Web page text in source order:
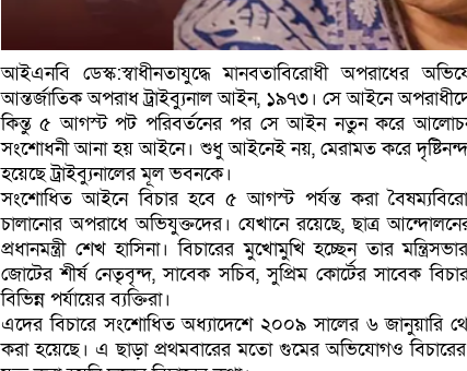
আইএনবি ডেস্ক:স্বাধীনতাযুদ্ধে মানবতাবিরোধী অপরাধের
আন্তর্জাতিক অপরাধ ট্রাইব্যুনাল আইন, ১৯৭৩। সে আইনে
কিন্তু ৫ আগস্ট পট পরিবর্তনের পর সে আইন নতুন করে
সংশোধনী আনা হয় আইনে। শুধু আইনেই নয়, মেরামত করে
হয়েছে ট্রাইব্যুনালের মূল ভবনকে।
সংশোধিত আইনে বিচার হবে ৫ আগস্ট পর্যন্ত করা
চালানোর অপরাধে অভিযুক্তদের। যেখানে রয়েছে, ছাত্র
প্রধানমন্ত্রী শেখ হাসিনা। বিচারের মুখোমুখি হচ্ছেন তার
জোটের শীর্ষ নেতৃবৃন্দ, সাবেক সচিব, সুপ্রিম কোর্টের সাবেক
বিভিন্ন পর্যায়ের ব্যক্তিরা।
এদের বিচারে সংশোধিত অধ্যাদেশে ২০০৯ সালের ৬ জানুয়ারি
করা হয়েছে। এ ছাড়া প্রথমবারের মতো গুমের অভিযোগও